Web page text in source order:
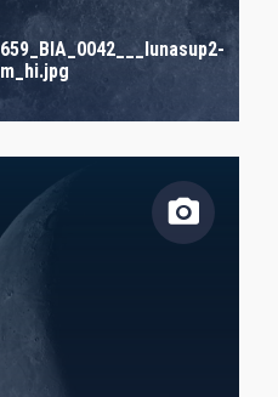
659_BIA_0042___lunasup2-
m_hi.jpg